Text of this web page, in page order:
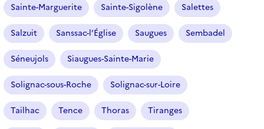
Sainte-Marguerite Sainte-Sigolène Salettes
Salzuit Sanssac-l’Église Saugues Sembadel
Séneujols Siaugues-Sainte-Marie
Solignac-sous-Roche Solignac-sur-Loire
Tailhac Tence Thoras Tiranges